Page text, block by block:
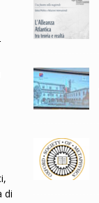
di